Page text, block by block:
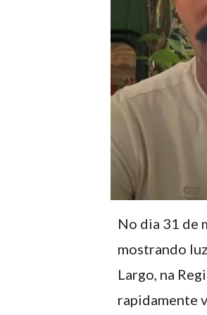
No dia 31 de
mostrando
Largo, na
rapidamente